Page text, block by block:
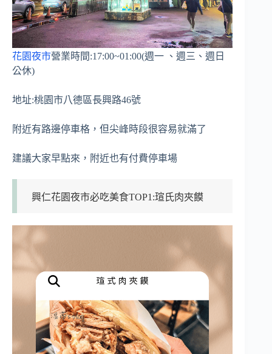
花園夜市營業時間:17:00~01:00(週一 、週三、週日
公休)
地址:桃園市八德區長興路46號
附近有路邊停車格，但尖峰時段很容易就滿了
建議大家早點來，附近也有付費停車場
興仁花園夜市必吃美食TOP1:瑄氏肉夾饃